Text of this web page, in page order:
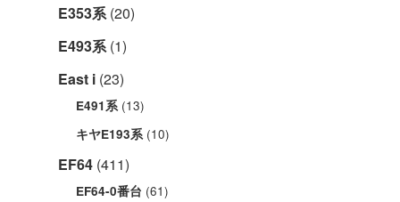
E353系(20)
E493系(1)
East i (23)
E491系(13)
キヤE193系(10)
EF64 (411)
EF64-0番台 (61)